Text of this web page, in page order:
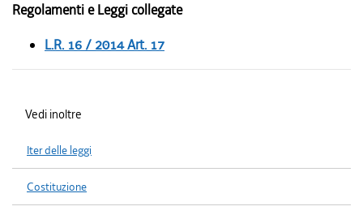
Regolamenti e Leggi collegate
L.R. 16 / 2014 Art. 17
Vedi inoltre
Iter delle leggi
Costituzione